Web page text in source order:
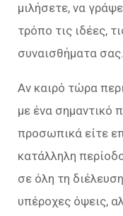
μιλήσετε, να
τρόπο τις ιδέες,
συναισθήματα σας.
Αν καιρό τώρα
με ένα σημαντικό
προσωπικά είτε
κατάλληλη
σε όλη τη
υπέροχες όψεις,